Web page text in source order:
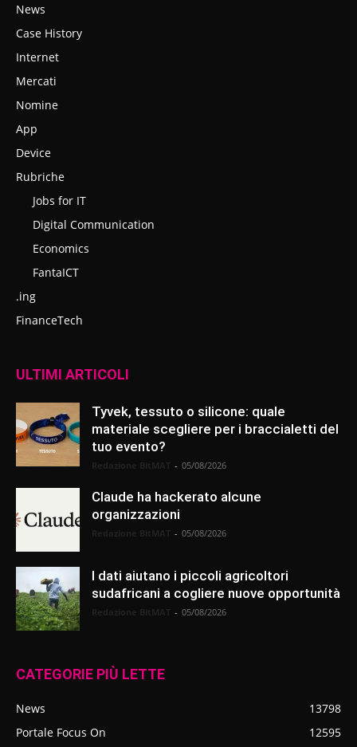
News
Case History
Internet
Mercati
Nomine
App
Device
Rubriche
Jobs for IT
Digital Communication
Economics
FantaICT
.ing
FinanceTech
ULTIMI ARTICOLI
Tyvek, tessuto o silicone: quale
materiale scegliere per i braccialetti del
tuo evento?
- 05/08/2026
Claude ha hackerato alcune
organizzazioni
- 05/08/2026
I dati aiutano i piccoli agricoltori
sudafricani a cogliere nuove opportunità
- 05/08/2026
CATEGORIE PIÙ LETTE
News
13798
Portale Focus On
12595